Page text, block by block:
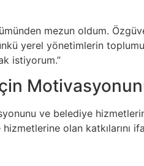
mezun oldum.
yerel yönetimlerin
istiyorum.”
ve belediye
olan katkılarını